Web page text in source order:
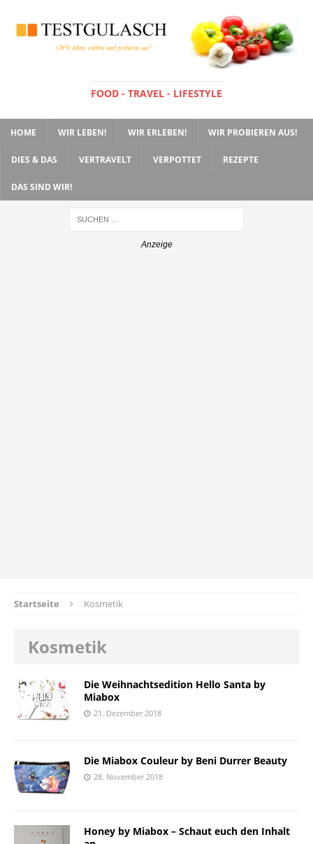
FOOD - TRAVEL - LIFESTYLE
HOME WIR LEBEN! WIR ERLEBEN! WIR PROBIEREN AUS!
DIES & DAS VERTRAVELT VERPOTTET REZEPTE
DAS SIND WIR!
Startseite Kosmetik
Kosmetik
Die Weihnachtsedition Hello Santa by
Miabox
21. Dezember 2018
Die Miabox Couleur by Beni Durrer Beauty
28. November 2018
Honey by Miabox – Schaut euch den Inhalt